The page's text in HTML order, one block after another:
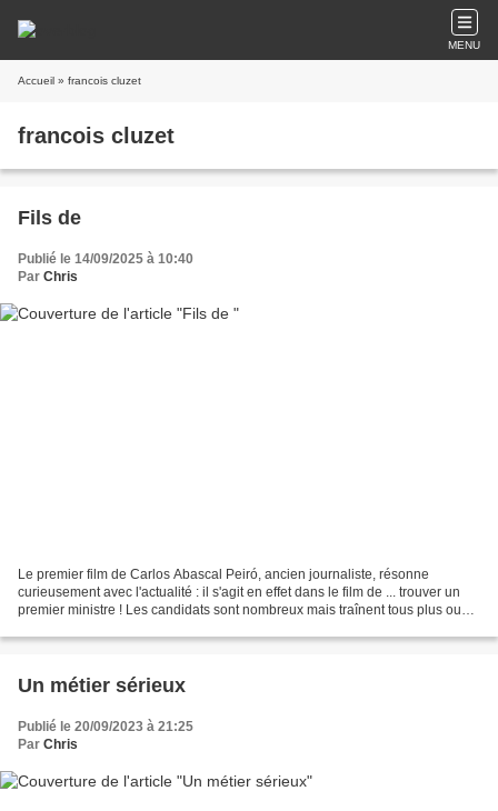
MENU
Accueil » francois cluzet
francois cluzet
Fils de
Publié le 14/09/2025 à 10:40
Par Chris
Le premier film de Carlos Abascal Peiró, ancien journaliste, résonne
curieusement avec l'actualité : il s'agit en effet dans le film de ... trouver un
premier ministre ! Les candidats sont nombreux mais traînent tous plus ou
Un métier sérieux
Publié le 20/09/2023 à 21:25
Par Chris